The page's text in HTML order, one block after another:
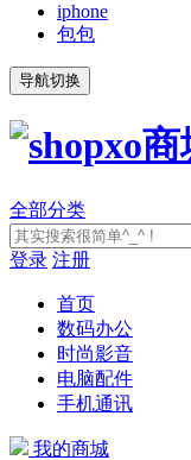
iphone
包包
导航切换
全部分类
登录 注册
首页
数码办公
时尚影音
电脑配件
手机通讯
我的商城